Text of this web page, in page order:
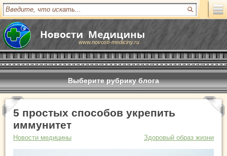
www.novosti-mediciny.ru
Выберите рубрику блога
5 простых способов укрепить
иммунитет
Новости медицины Здоровый образ жизни